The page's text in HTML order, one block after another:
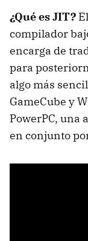
¿Qué es JIT?
compilador
encarga de
para
algo más
GameCube y
PowerPC, una
en conjunto